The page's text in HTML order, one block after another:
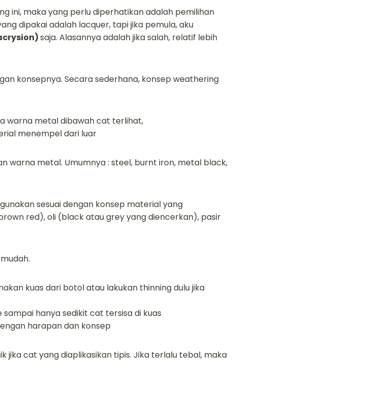
ini, maka yang perlu diperhatikan adalah pemilihan
dipakai adalah lacquer, tapi jika pemula, aku
saja. Alasannya adalah jika salah, relatif lebih
konsepnya. Secara sederhana, konsep weathering
warna metal dibawah cat terlihat,
menempel dari luar
warna metal. Umumnya : steel, burnt iron, metal black,
sesuai dengan konsep material yang
red), oli (black atau grey yang diencerkan), pasir
kuas dari botol atau lakukan thinning dulu jika
hanya sedikit cat tersisa di kuas
harapan dan konsep
jika cat yang diaplikasikan tipis. Jika terlalu tebal, maka